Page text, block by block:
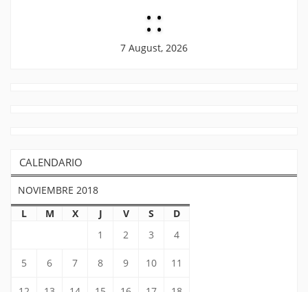
::
7 August, 2026
CALENDARIO
NOVIEMBRE 2018
L
M X J V S
D
1
2 3 4
5 6 7 8 9 10 11